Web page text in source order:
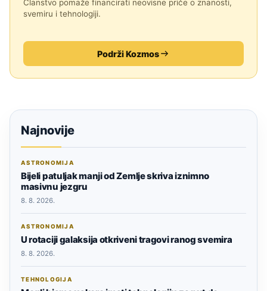
Članstvo pomaže financirati neovisne priče o znanosti,
svemiru i tehnologiji.
Podrži Kozmos
Najnovije
ASTRONOMIJA
Bijeli patuljak manji od Zemlje skriva iznimno
masivnu jezgru
8. 8. 2026.
ASTRONOMIJA
U rotaciji galaksija otkriveni tragovi ranog svemira
8. 8. 2026.
TEHNOLOGIJA